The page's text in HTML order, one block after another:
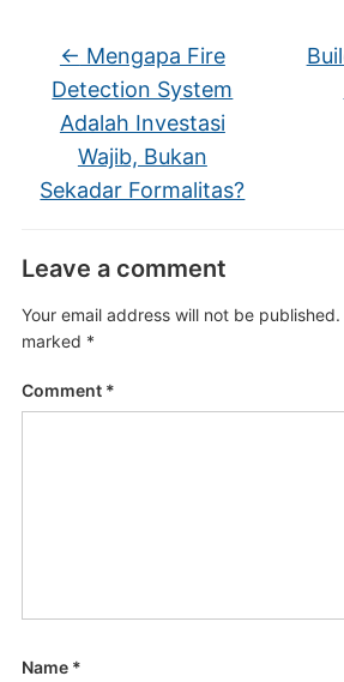
← Mengapa Fire
Detection System
Adalah Investasi
Wajib, Bukan
Sekadar Formalitas?
Leave a comment
Your email address will not be published.
marked *
Comment *
Name *